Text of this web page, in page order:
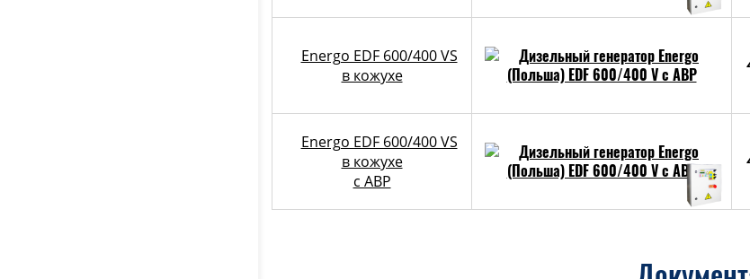
Energo EDF 600/400 VS
в кожухе
Energo EDF 600/400 VS
в кожухе
с АВР